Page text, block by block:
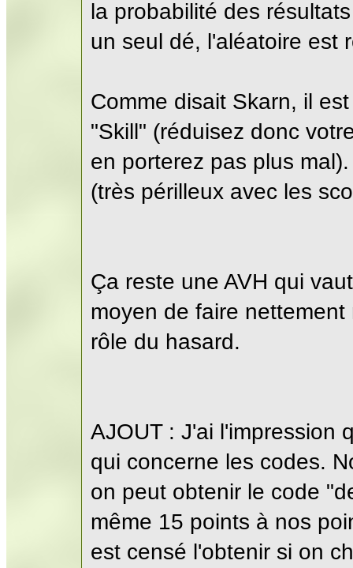
la probabilité des
un seul dé, l'aléatoire est
Comme disait Skarn, il
"Skill" (réduisez donc
en porterez pas plus
(très périlleux avec les
Ça reste une AVH qui
moyen de faire
rôle du hasard.
AJOUT : J'ai l'impression
qui concerne les codes.
on peut obtenir le code
même 15 points à nos
est censé l'obtenir si on